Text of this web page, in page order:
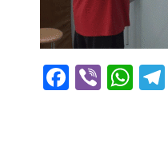
Viber